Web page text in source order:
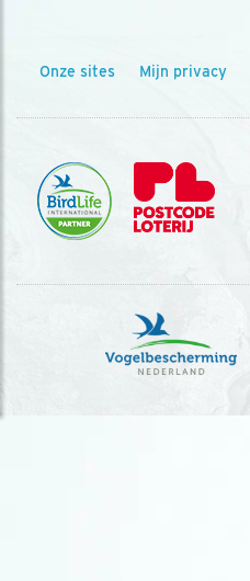
Onze sites Mijn privacy